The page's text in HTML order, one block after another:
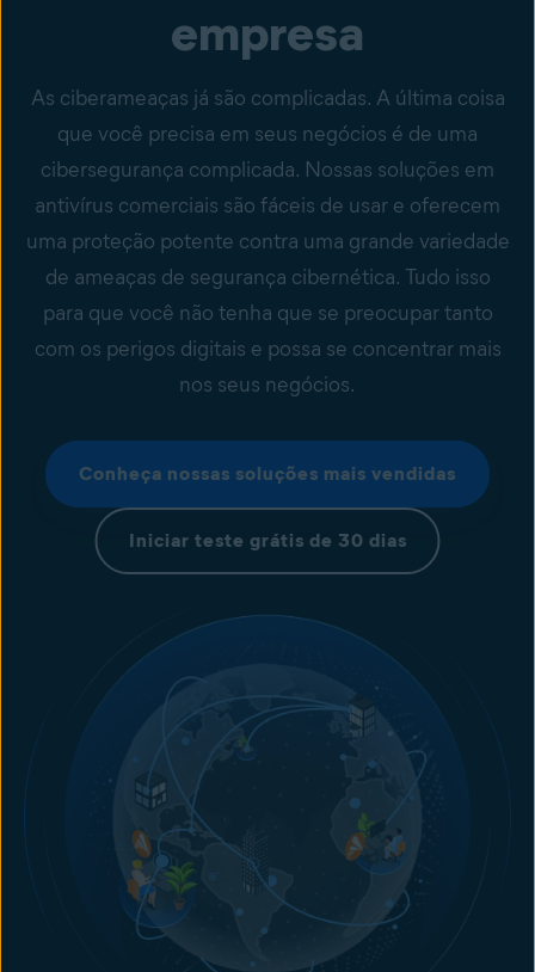
empresa
As ciberameaças já são complicadas. A última coisa
que você precisa em seus negócios é de uma
cibersegurança complicada. Nossas soluções em
antivírus comerciais são fáceis de usar e oferecem
uma proteção potente contra uma grande variedade
de ameaças de segurança cibernética. Tudo isso
para que você não tenha que se preocupar tanto
com os perigos digitais e possa se concentrar mais
nos seus negócios.
Conheça nossas soluções mais vendidas
Iniciar teste grátis de 30 dias